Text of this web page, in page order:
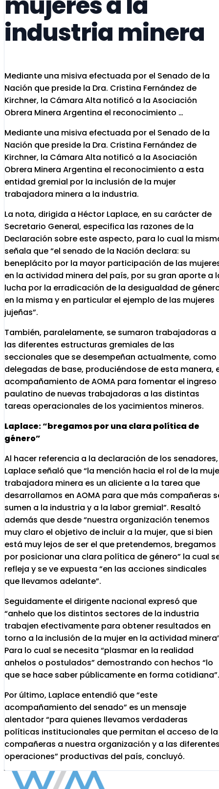
industria minera
Mediante una misiva efectuada por el Senado de la
Nación que preside la Dra. Cristina Fernández de
Kirchner, la Cámara Alta notificó a la Asociación
Obrera Minera Argentina el reconocimiento …
Mediante una misiva efectuada por el Senado de la
Nación que preside la Dra. Cristina Fernández de
Kirchner, la Cámara Alta notificó a la Asociación
Obrera Minera Argentina el reconocimiento a esta
entidad gremial por la inclusión de la mujer
trabajadora minera a la industria.
La nota, dirigida a Héctor Laplace, en su carácter de
Secretario General, especifica las razones de la
Declaración sobre este aspecto, para lo cual la
señala que “el senado de la Nación declara: su
beneplácito por la mayor participación de las
en la actividad minera del país, por su gran aporte a
lucha por la erradicación de la desigualdad de
en la misma y en particular el ejemplo de las mujeres
jujeñas”.
También, paralelamente, se sumaron trabajadoras a
las diferentes estructuras gremiales de las
seccionales que se desempeñan actualmente, como
delegadas de base, produciéndose de esta manera,
acompañamiento de AOMA para fomentar el ingreso
paulatino de nuevas trabajadoras a las distintas
tareas operacionales de los yacimientos mineros.
Laplace: “bregamos por una clara política de
género”
Al hacer referencia a la declaración de los senadores,
Laplace señaló que “la mención hacia el rol de la
trabajadora minera es un aliciente a la tarea que
desarrollamos en AOMA para que más compañeras
sumen a la industria y a la labor gremial”. Resaltó
además que desde “nuestra organización tenemos
muy claro el objetivo de incluir a la mujer, que si bien
está muy lejos de ser el que pretendemos, bregamos
por posicionar una clara política de género” la cual
refleja y se ve expuesta “en las acciones sindicales
que llevamos adelante”.
Seguidamente el dirigente nacional expresó que
“anhelo que los distintos sectores de la industria
trabajen efectivamente para obtener resultados en
torno a la inclusión de la mujer en la actividad
Para lo cual se necesita “plasmar en la realidad
anhelos o postulados” demostrando con hechos “lo
que se hace saber públicamente en forma cotidiana”.
Por último, Laplace entendió que “este
acompañamiento del senado” es un mensaje
alentador “para quienes llevamos verdaderas
políticas institucionales que permitan el acceso de la
compañeras a nuestra organización y a las
operaciones” productivas del país, concluyó.